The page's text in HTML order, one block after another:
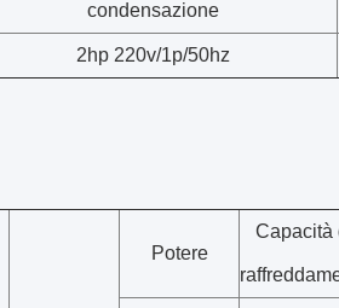
condensazione
2hp 220v/1p/50hz
Potere
Capacità